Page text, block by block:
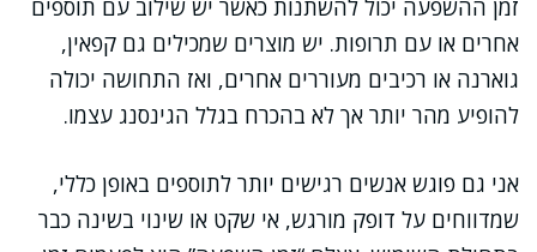
זמן ההשפעה יכול להשתנות כאשר יש שילוב עם תוספים
אחרים או עם תרופות. יש מוצרים שמכילים גם קפאין,
גוארנה או רכיבים מעוררים אחרים, ואז התחושה יכולה
להופיע מהר יותר אך לא בהכרח בגלל הגינסנג עצמו.
אני גם פוגש אנשים רגישים יותר לתוספים באופן כללי,
שמדווחים על דופק מורגש, אי שקט או שינוי בשינה כבר